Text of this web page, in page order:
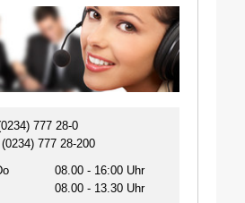
777 28-0
777 28-200
08.00 - 16:00 Uhr
08.00 - 13.30 Uhr